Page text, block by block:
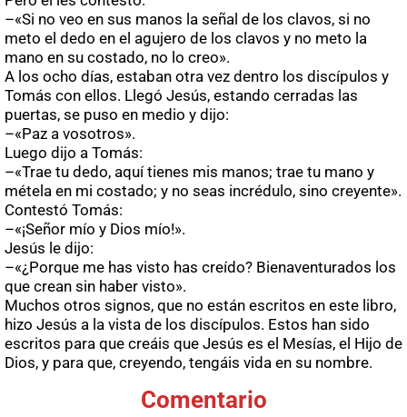
–«Si no veo en sus manos la señal de los clavos, si no
meto el dedo en el agujero de los clavos y no meto la
mano en su costado, no lo creo».
A los ocho días, estaban otra vez dentro los discípulos y
Tomás con ellos. Llegó Jesús, estando cerradas las
puertas, se puso en medio y dijo:
–«Paz a vosotros».
Luego dijo a Tomás:
–«Trae tu dedo, aquí tienes mis manos; trae tu mano y
métela en mi costado; y no seas incrédulo, sino creyente».
Contestó Tomás:
–«¡Señor mío y Dios mío!».
Jesús le dijo:
–«¿Porque me has visto has creído? Bienaventurados los
que crean sin haber visto».
Muchos otros signos, que no están escritos en este libro,
hizo Jesús a la vista de los discípulos. Estos han sido
escritos para que creáis que Jesús es el Mesías, el Hijo de
Dios, y para que, creyendo, tengáis vida en su nombre.
Comentario